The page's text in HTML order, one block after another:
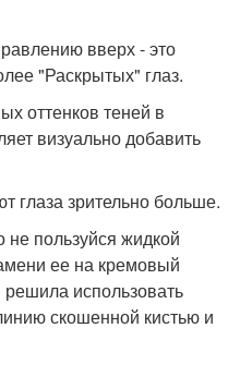
вверх - это
"Раскрытых" глаз.
оттенков теней в
визуально добавить
глаза зрительно больше.
не пользуйся жидкой
ее на кремовый
использовать
скошенной кистью и